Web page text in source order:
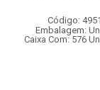
Código:
Embalagem:
Caixa Com: 576